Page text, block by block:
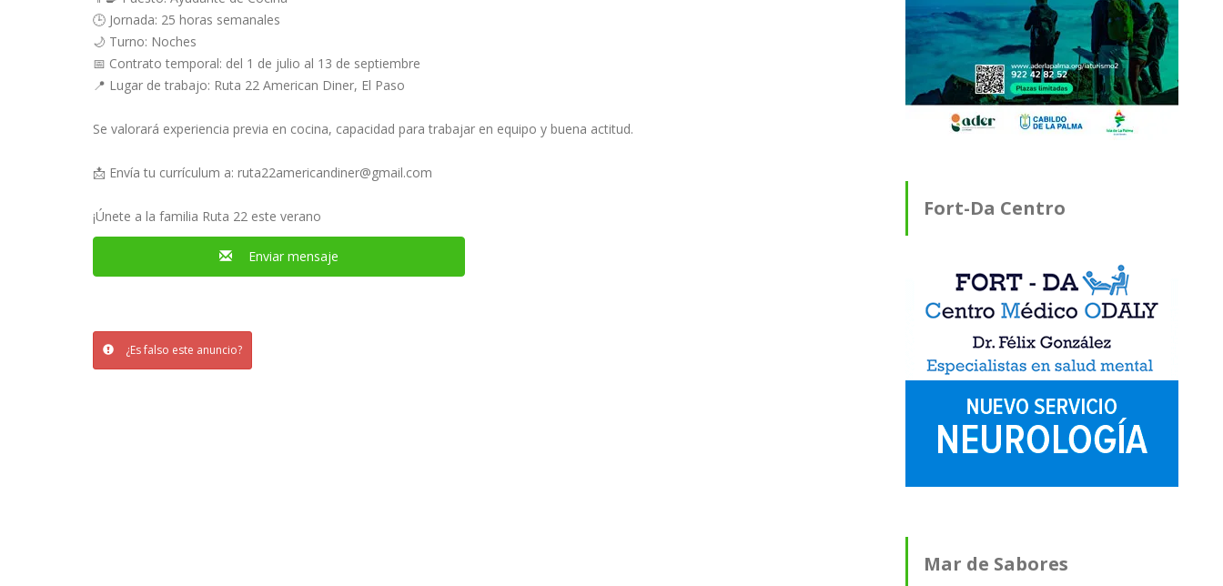
🕒 Jornada: 25 horas semanales
🌙 Turno: Noches
📅 Contrato temporal: del 1 de julio al 13 de septiembre
📍 Lugar de trabajo: Ruta 22 American Diner, El Paso
Se valorará experiencia previa en cocina, capacidad para trabajar en equipo y buena actitud.
📩 Envía tu currículum a: ruta22americandiner@gmail.com
¡Únete a la familia Ruta 22 este verano
Enviar mensaje
¿Es falso este anuncio?
Fort-Da Centro
Mar de Sabores